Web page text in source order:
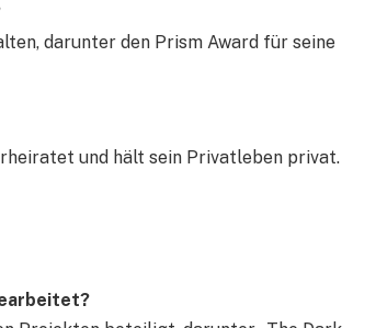
darunter den Prism Award für seine
und hält sein Privatleben privat.